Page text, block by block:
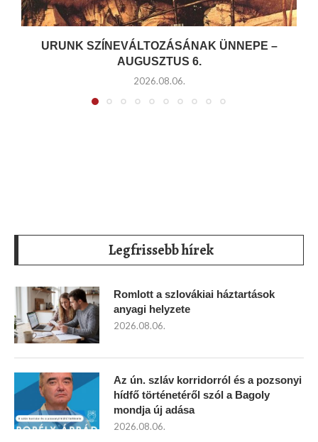
URUNK SZÍNEVÁLTOZÁSÁNAK ÜNNEPE –
AUGUSZTUS 6.
2026.08.06.
Legfrissebb hírek
Romlott a szlovákiai háztartások
anyagi helyzete
2026.08.06.
Az ún. szláv korridorról és a pozsonyi
hídfő történetéről szól a Bagoly
mondja új adása
2026.08.06.